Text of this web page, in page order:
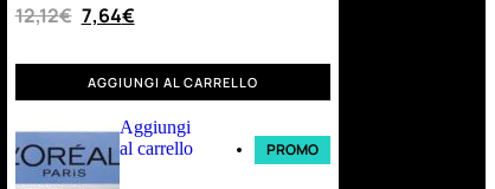
12,12€ 7,64€
AGGIUNGI AL CARRELLO
Aggiungi
al carrello
PROMO